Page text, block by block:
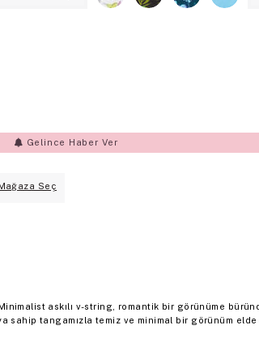
Gelince Haber Ver
Seç
askılı v-string, romantik bir görünüme
sahip tangamızla temiz ve minimal bir görünüm elde